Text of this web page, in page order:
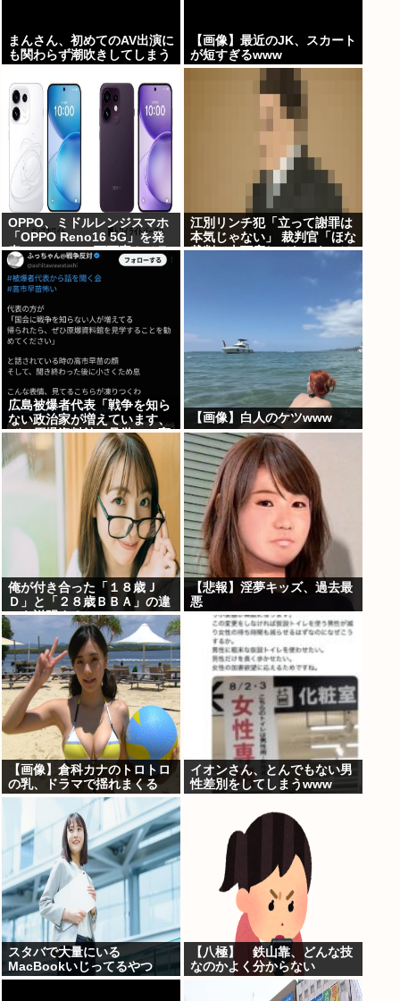
まんさん、初めてのAV出演に
も関わらず潮吹きしてしまう
【画像】最近のJK、スカート
が短すぎるwww
OPPO、ミドルレンジスマホ
「OPPO Reno16 5G」を発
表。4つの5000万画素カメラ
を搭載し、片手でも操作しや
すい小型モデルに
江別リンチ犯「立って謝罪は
本気じゃない」 裁判官「ほな
裁判で土下座してないキミは
広島被爆者代表「戦争を知ら
ない政治家が増えています、
ぜひ原爆資料館に見学へ」高
市早苗「はぁ…(ため息)」ジ
ロッ
【画像】白人のケツwww
俺が付き合った「１８歳Ｊ
Ｄ」と「２８歳ＢＢＡ」の違
いを説明するwww
【悲報】淫夢キッズ、過去最
悪
【画像】倉科カナのトロトロ
の乳、ドラマで揺れまくる
www
イオンさん、とんでもない男
性差別をしてしまうwww
スタバで大量にいる
MacBookいじってるやつ
www
【八極】 鉄山靠、どんな技
なのかよく分からない